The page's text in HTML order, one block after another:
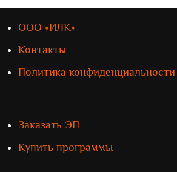
ООО «ИЛК»
Контакты
Политика конфиденциальности
Заказать ЭП
Купить программы